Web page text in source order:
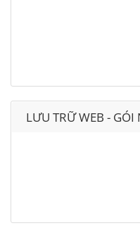
LƯU TRỮ WEB -